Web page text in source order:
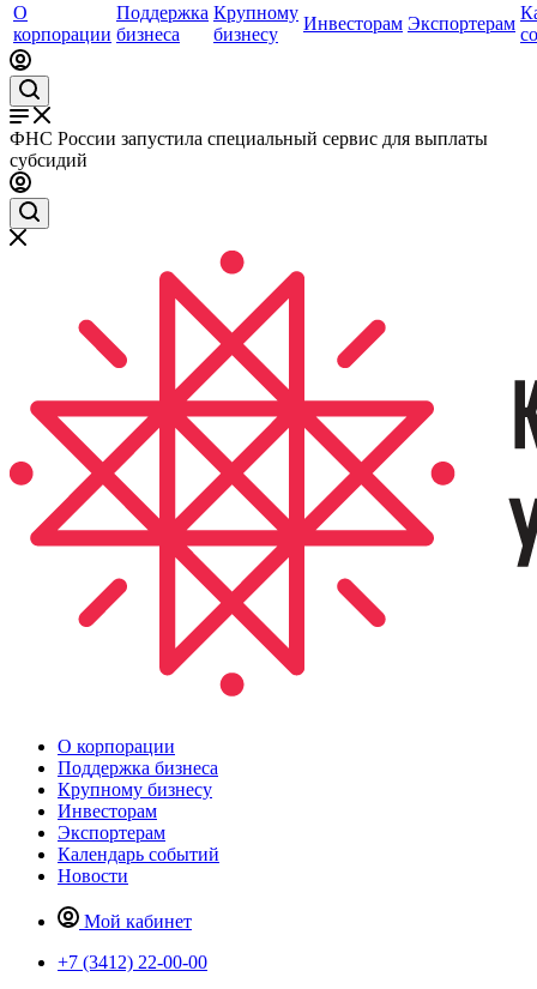
О
корпорации
Поддержка
бизнеса
Крупному
бизнесу
Инвесторам Экспортерам
ФНС России запустила специальный сервис для выплаты
субсидий
О корпорации
Поддержка бизнеса
Крупному бизнесу
Инвесторам
Экспортерам
Календарь событий
Новости
Мой кабинет
+7 (3412) 22-00-00